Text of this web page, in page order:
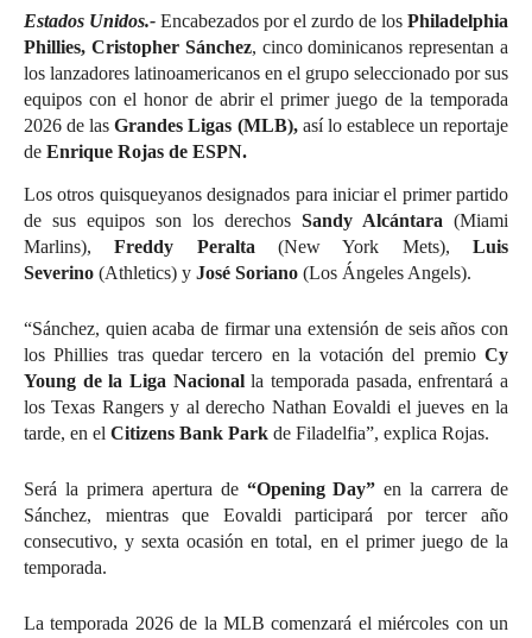
Estados Unidos.- Encabezados por el zurdo de los Philadelphia
Phillies, Cristopher Sánchez, cinco dominicanos representan a
los lanzadores latinoamericanos en el grupo seleccionado por sus
equipos con el honor de abrir el primer juego de la temporada
2026 de las Grandes Ligas (MLB), así lo establece un reportaje
de Enrique Rojas de ESPN.
Los otros quisqueyanos designados para iniciar el primer partido
de sus equipos son los derechos Sandy Alcántara (Miami
Marlins),Freddy Peralta (New York Mets),Luis
Severino (Athletics) y José Soriano (Los Ángeles Angels).
“Sánchez, quien acaba de firmar una extensión de seis años con
los Phillies tras quedar tercero en la votación del premioCy
Young de la Liga Nacionalla temporada pasada, enfrentará a
los Texas Rangers y al derecho Nathan Eovaldi el jueves en la
tarde, en el Citizens Bank Park de Filadelfia”, explica Rojas.
Será la primera apertura de “Opening Day” en la carrera de
Sánchez, mientras que Eovaldi participará por tercer año
consecutivo, y sexta ocasión en total, en el primer juego de la
temporada.
La temporada 2026 de la MLB comenzará el miércoles con un